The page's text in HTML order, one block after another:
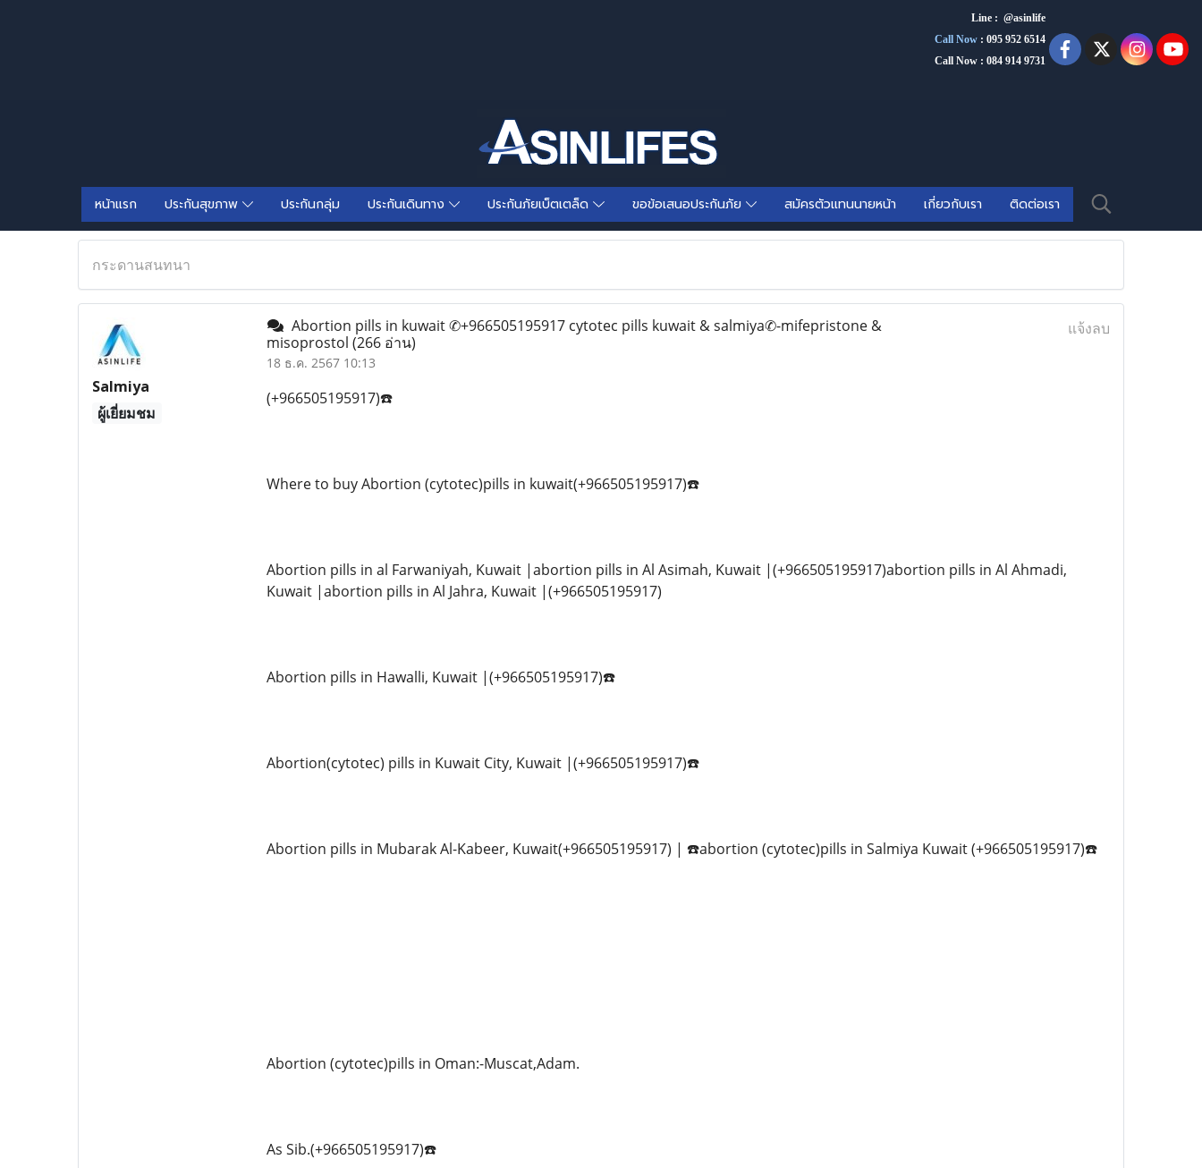
Line : @asinlife
Call Now : 095 952 6514
Call Now : 084 914 9731
หน้าแรก ประกันสุขภาพ ประกันกลุ่ม ประกันเดินทาง ประกันภัยเบ็ตเตล็ด ขอข้อเสนอประกันภัย สมัครตัวแทนนายหน้า เกี่ยวกับเรา ติดต่อเรา
กระดานสนทนา
Salmiya
ผู้เยี่ยมชม
Abortion pills in kuwait ✆+966505195917 cytotec pills kuwait & salmiya✆-mifepristone &
misoprostol (266 อ่าน)
18 ธ.ค. 2567 10:13
แจ้งลบ
(+966505195917)☎️
Where to buy Abortion (cytotec)pills in kuwait(+966505195917)☎️
Abortion pills in al Farwaniyah, Kuwait |abortion pills in Al Asimah, Kuwait |(+966505195917)abortion pills in Al Ahmadi,
Kuwait |abortion pills in Al Jahra, Kuwait |(+966505195917)
Abortion pills in Hawalli, Kuwait |(+966505195917)☎️
Abortion(cytotec) pills in Kuwait City, Kuwait |(+966505195917)☎️
Abortion pills in Mubarak Al-Kabeer, Kuwait(+966505195917) | ☎️abortion (cytotec)pills in Salmiya Kuwait (+966505195917)☎️
Abortion (cytotec)pills in Oman:-Muscat,Adam.
As Sib.(+966505195917)☎️